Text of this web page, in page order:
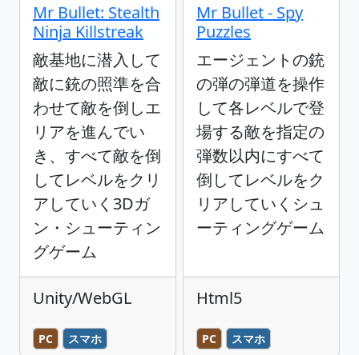
Mr Bullet: Stealth
Ninja Killstreak
敵基地に潜入して
敵に銃の照準を合
わせて敵を倒しエ
リアを進んでい
き、すべて敵を倒
してレベルをクリ
アしていく3Dガ
ン・シューティン
グゲーム
Unity/WebGL
PC スマホ
Mr Bullet - Spy
Puzzles
エージェントの銃
の弾の弾道を操作
して各レベルで登
場する敵を指定の
弾数以内にすべて
倒してレベルをク
リアしていくシュ
ーティングゲーム
Html5
PC スマホ